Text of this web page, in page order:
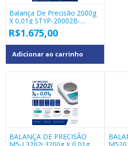
Balança De Precisão 2000g
X 0,01g STYP-20002B-
Scatec
R$1.675,00
Adicionar ao carrinho
BALANÇA DE PRECISÃO